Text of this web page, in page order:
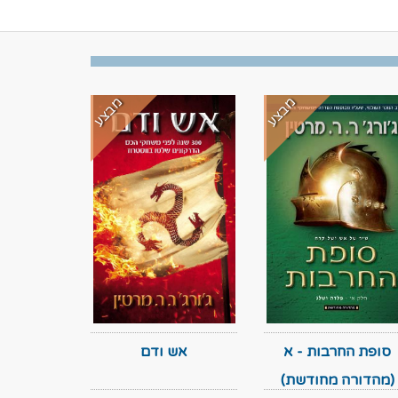
מבצע
סופת החרבות - א
(מהדורה מחודשת)
מבצע
אש ודם